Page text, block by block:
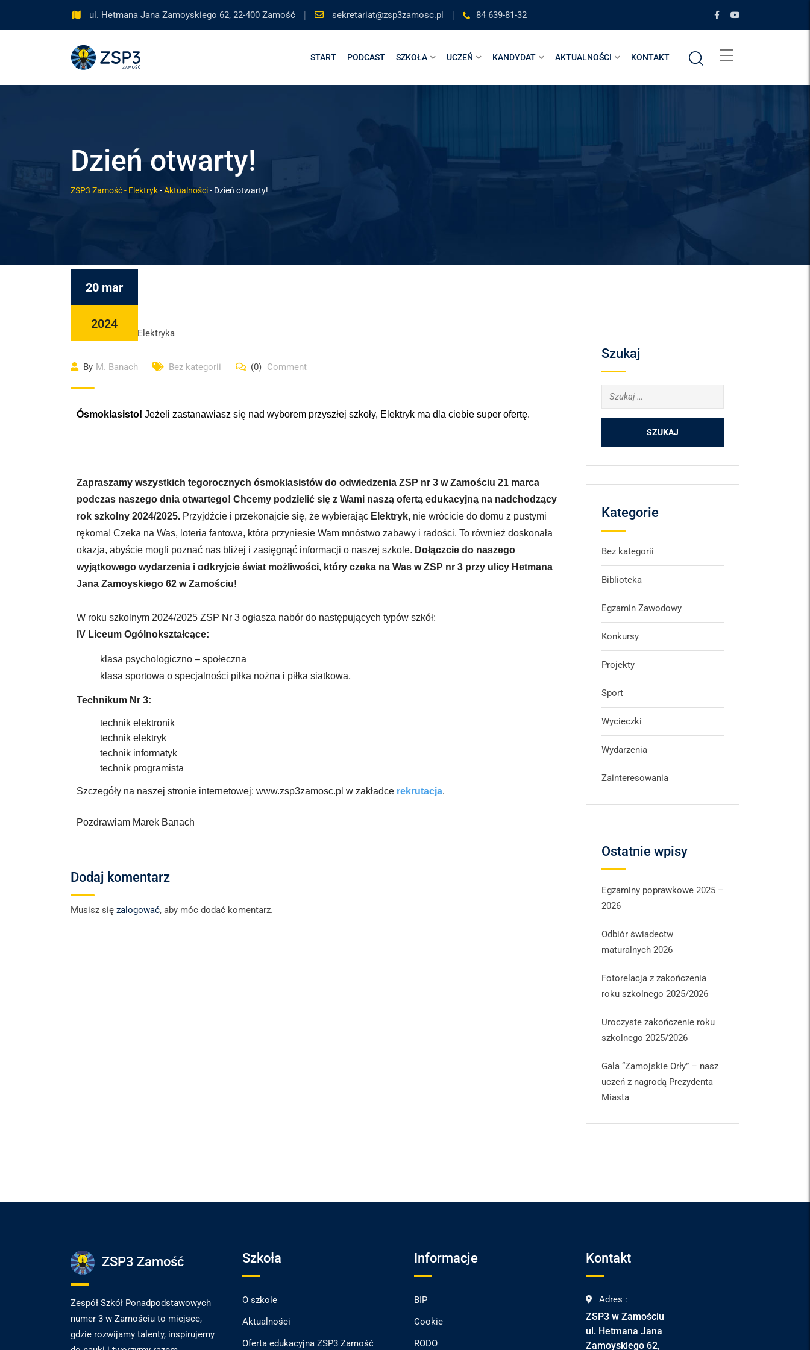
ul. Hetmana Jana Zamoyskiego 62, 22-400 Zamość sekretariat@zsp3zamosc.pl 84 639-81-32
START PODCAST SZKOŁA UCZEŃ KANDYDAT AKTUALNOŚCI KONTAKT
Dzień otwarty!
ZSP3 Zamość - Elektryk-Aktualności- Dzień otwarty!
20 mar
2024
By M. Banach Bez kategorii (0) Comment
Ósmoklasisto! Jeżeli zastanawiasz się nad wyborem przyszłej szkoły, Elektryk ma dla ciebie super ofertę.
Zapraszamy wszystkich tegorocznych ósmoklasistów do odwiedzenia ZSP nr 3 w Zamościu 21 marca
podczas naszego dnia otwartego! Chcemy podzielić się z Wami naszą ofertą edukacyjną na nadchodzący
rok szkolny 2024/2025. Przyjdźcie i przekonajcie się, że wybierając Elektryk, nie wrócicie do domu z pustymi
rękoma! Czeka na Was, loteria fantowa, która przyniesie Wam mnóstwo zabawy i radości. To również doskonała
okazja, abyście mogli poznać nas bliżej i zasięgnąć informacji o naszej szkole. Dołączcie do naszego
wyjątkowego wydarzenia i odkryjcie świat możliwości, który czeka na Was w ZSP nr 3 przy ulicy Hetmana
Jana Zamoyskiego 62 w Zamościu!
W roku szkolnym 2024/2025 ZSP Nr 3 ogłasza nabór do następujących typów szkół:
IV Liceum Ogólnokształcące:
klasa psychologiczno – społeczna
klasa sportowa o specjalności piłka nożna i piłka siatkowa,
Technikum Nr 3:
technik elektronik
technik elektryk
technik informatyk
technik programista
Szczegóły na naszej stronie internetowej: www.zsp3zamosc.pl w zakładce rekrutacja.
Pozdrawiam Marek Banach
Dodaj komentarz
Musisz się zalogować, aby móc dodać komentarz.
Szukaj
Kategorie
Bez kategorii
Biblioteka
Egzamin Zawodowy
Konkursy
Projekty
Sport
Wycieczki
Wydarzenia
Zainteresowania
Ostatnie wpisy
Egzaminy poprawkowe 2025 –
2026
Odbiór świadectw
maturalnych 2026
Fotorelacja z zakończenia
roku szkolnego 2025/2026
Uroczyste zakończenie roku
szkolnego 2025/2026
Gala “Zamojskie Orły” – nasz
uczeń z nagrodą Prezydenta
Miasta
ZSP3 Zamość
Zespół Szkół Ponadpodstawowych
numer 3 w Zamościu to miejsce,
gdzie rozwijamy talenty, inspirujemy
Szkoła
O szkole
Aktualności
Oferta edukacyjna ZSP3 Zamość
Informacje
BIP
Cookie
RODO
Kontakt
Adres :
ZSP3 w Zamościu
ul. Hetmana Jana
Zamoyskiego 62,